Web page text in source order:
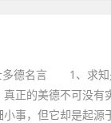
德名言 1、求知
的美德不可没有
事，但它却是起